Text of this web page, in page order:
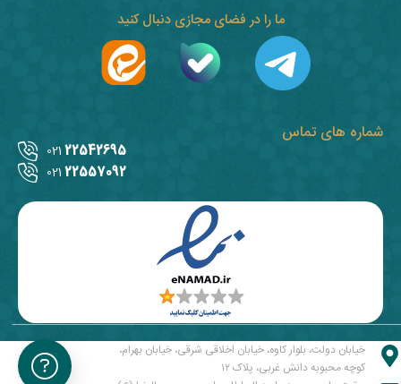
شماره های تماس
22542695
021
22557092
021
ما را در فضای مجازی دنبال کنید
خیابان دولت، بلوار کاوه، خیابان اخلاقی شرقی، خیابان بهرام،
کوچه محبوبه دانش غربی، پلاک ۱۲